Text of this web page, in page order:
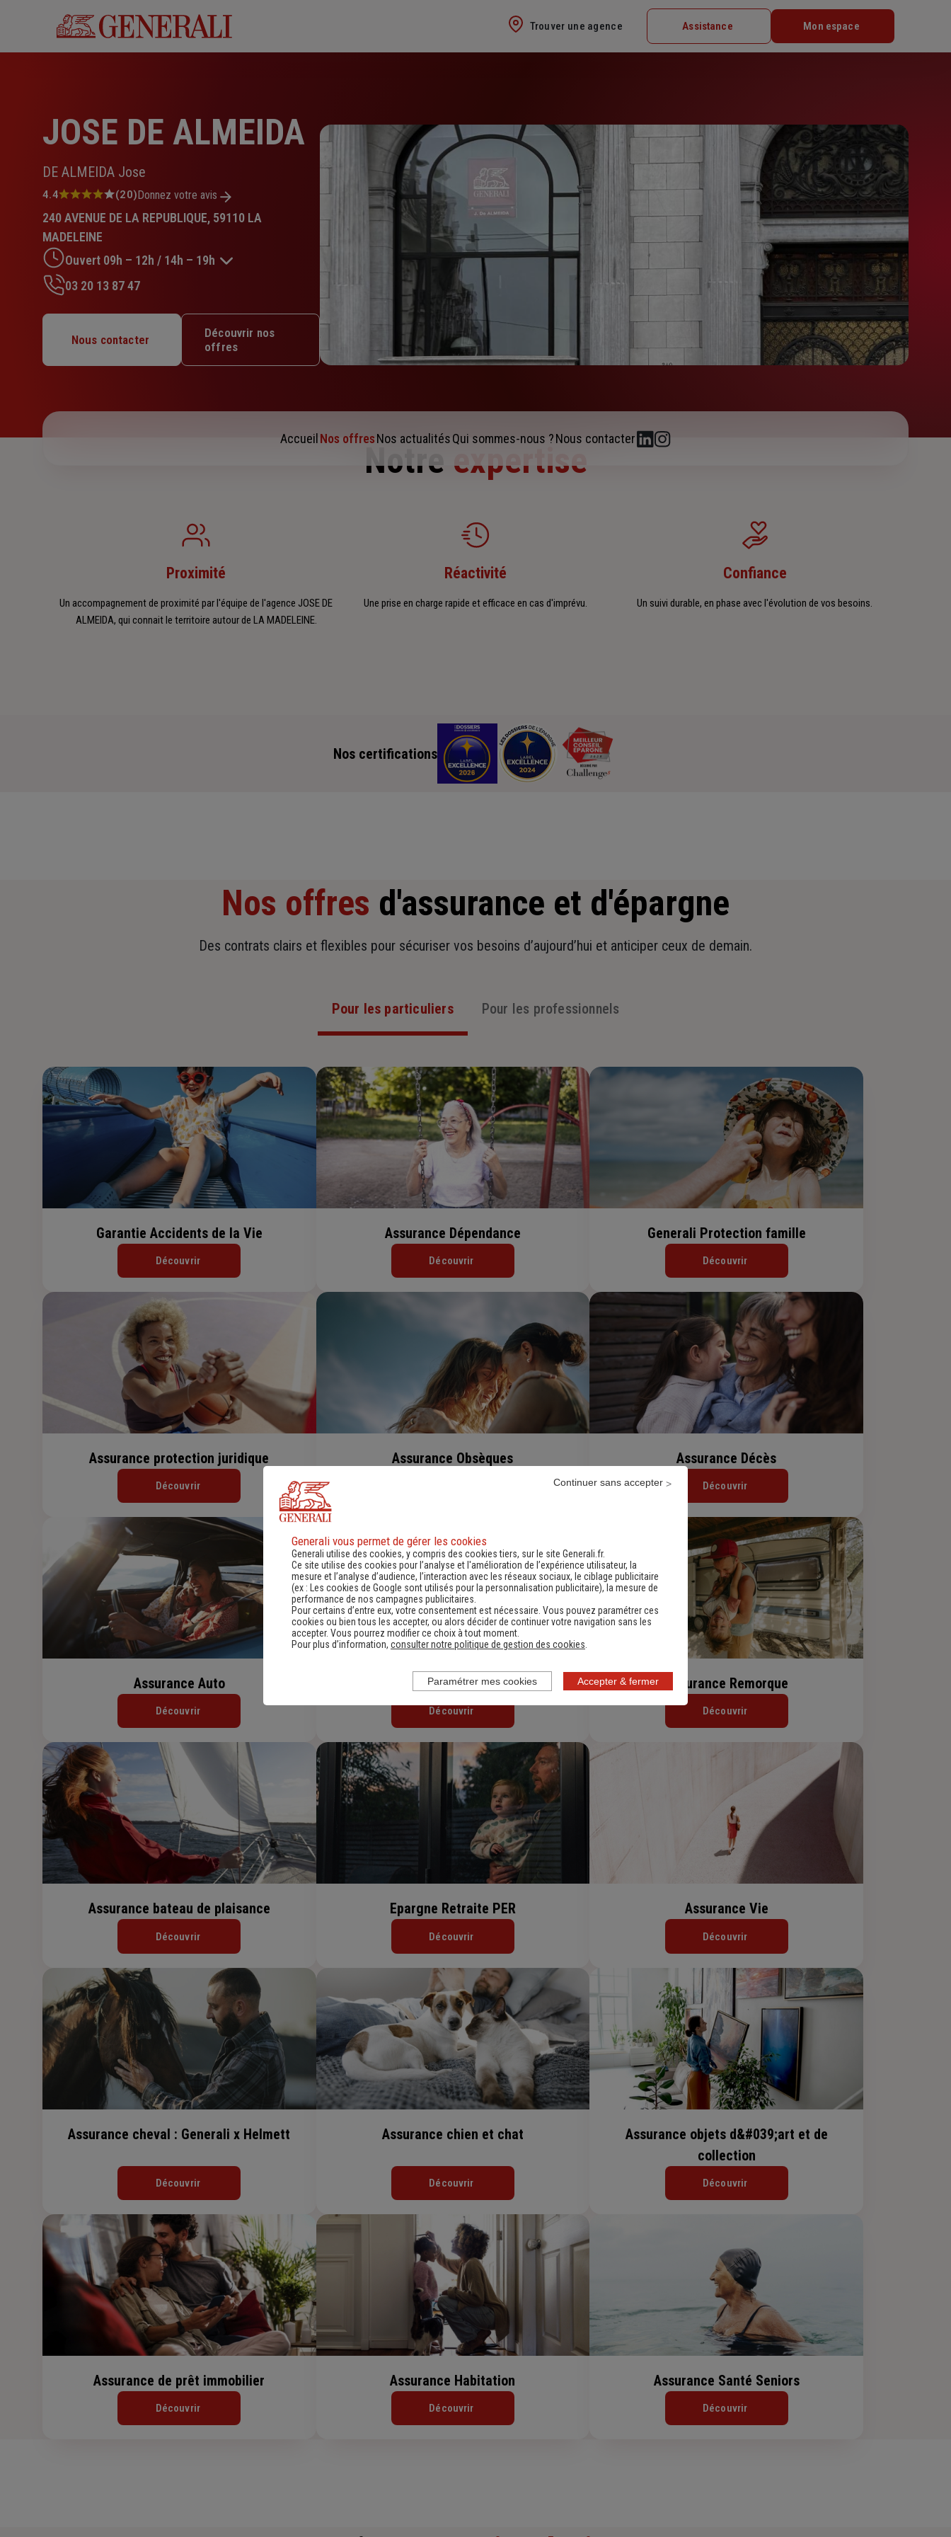
Trouver une agence Assistance Mon espace
JOSE DE ALMEIDA
DE ALMEIDA Jose
Note
4.4
sur
5
étoiles
4.4 (20)Donnez votre avis
240 AVENUE DE LA REPUBLIQUE, 59110 LA
MADELEINE
Ouvert 09h – 12h / 14h – 19h
Mardi : 09h – 12h / 14h – 19h
Mercredi : 09h – 12h / 14h – 19h
03 20 13 87 47
Nous contacter
Découvrir nos
offres
Accueil Nos offresNos actualitésQui sommes-nous ?Nous contacter
Notre expertise
Proximité
Un accompagnement de proximité par l'équipe de l'agence JOSE DE
ALMEIDA, qui connait le territoire autour de LA MADELEINE.
Réactivité
Une prise en charge rapide et efficace en cas d'imprévu.
Confiance
Un suivi durable, en phase avec l'évolution de vos besoins.
Nos certifications
Nos offres d'assurance et d'épargne
Des contrats clairs et flexibles pour sécuriser vos besoins d’aujourd’hui et anticiper ceux de demain.
Pour les particuliers Pour les professionnels
Garantie Accidents de la Vie
Découvrir
Assurance Dépendance
Découvrir
Generali Protection famille
Découvrir
Assurance protection juridique
Découvrir
Assurance Obsèques Assurance Décès
Découvrir
Assurance Auto
Découvrir
Assurance Auto Petit Rouleur
Découvrir
Assurance Remorque
Découvrir
Assurance bateau de plaisance
Découvrir
Epargne Retraite PER
Découvrir
Assurance Vie
Découvrir
Assurance cheval : Generali x Helmett
Découvrir
Assurance chien et chat
Découvrir
Assurance objets d&#039;art et de
collection
Découvrir
Assurance de prêt immobilier
Découvrir
Assurance Habitation
Découvrir
Assurance Santé Seniors
Découvrir
Generali vous permet de gérer les cookies
Generali utilise des cookies, y compris des cookies tiers, sur le site Generali.fr.
Ce site utilise des cookies pour l’analyse et l'amélioration de l’expérience utilisateur, la
mesure et l’analyse d’audience, l’interaction avec les réseaux sociaux, le ciblage publicitaire
(ex :
Les cookies de Google sont utilisés pour la personnalisation publicitaire), la mesure de
performance de nos campagnes publicitaires.
Pour certains d’entre eux, votre consentement est nécessaire. Vous pouvez paramétrer ces
cookies ou bien tous les accepter, ou alors décider de continuer votre navigation sans les
accepter. Vous pourrez modifier ce choix à tout moment.
Pour plus d’information, consulter notre politique de gestion des cookies
Accepter & fermer
Continuer sans accepter
Paramétrer mes cookies